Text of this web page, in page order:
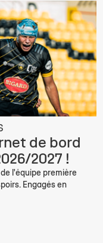
de bord
2027 !
l'équipe première
Engagés en